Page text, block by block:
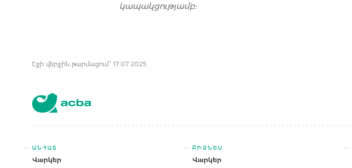
կապակցությամբ:
Էջի վերջին թարմացում՝ 17.07.2025
ԱՆՀԱՏ
Վարկեր
ԲԻԶՆԵՍ
Վարկեր